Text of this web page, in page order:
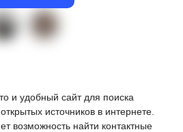
и удобный сайт для поиска
источников в интернете.
возможность найти контактные